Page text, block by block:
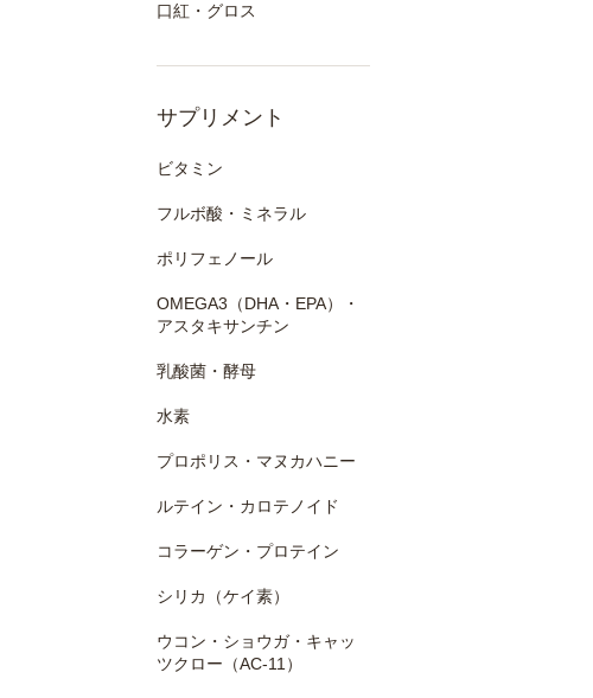
口紅・グロス
サプリメント
ビタミン
フルボ酸・ミネラル
ポリフェノール
OMEGA3（DHA・EPA）・
アスタキサンチン
乳酸菌・酵母
水素
プロポリス・マヌカハニー
ルテイン・カロテノイド
コラーゲン・プロテイン
シリカ（ケイ素）
ウコン・ショウガ・キャッ
ツクロー（AC-11）